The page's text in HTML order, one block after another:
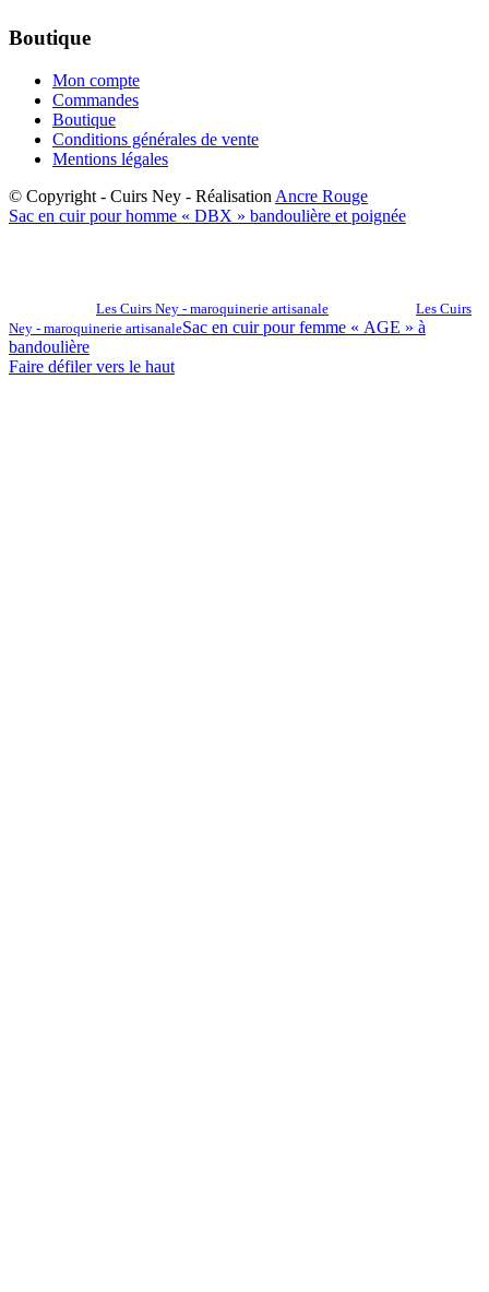
Boutique
Mon compte
Commandes
Boutique
Conditions générales de vente
Mentions légales
© Copyright - Cuirs Ney - Réalisation Ancre Rouge
Sac en cuir pour homme « DBX » bandoulière et poignée
Les Cuirs Ney - maroquinerie artisanale
Les Cuirs
Ney - maroquinerie artisanaleSac en cuir pour femme « AGE » à
bandoulière
Faire défiler vers le haut